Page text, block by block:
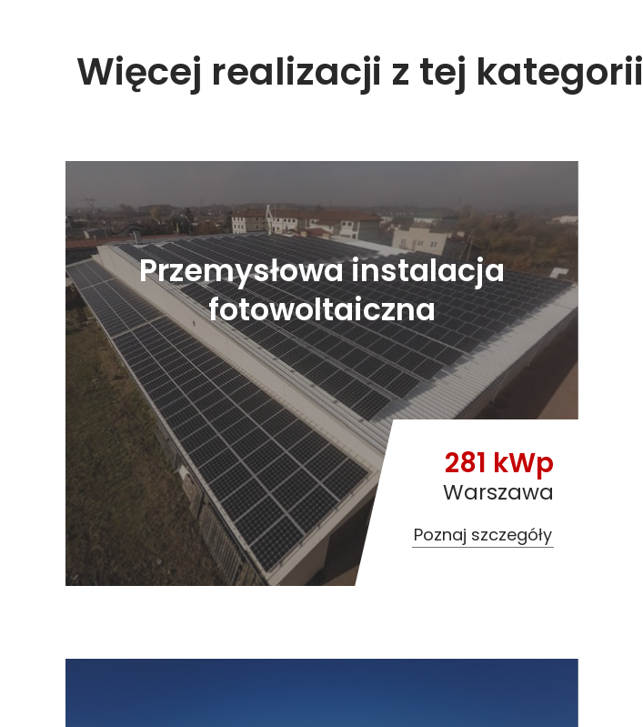
Więcej realizacji z tej kategorii
Przemysłowa instalacja
fotowoltaiczna
281 kWp
Warszawa
Poznaj szczegóły